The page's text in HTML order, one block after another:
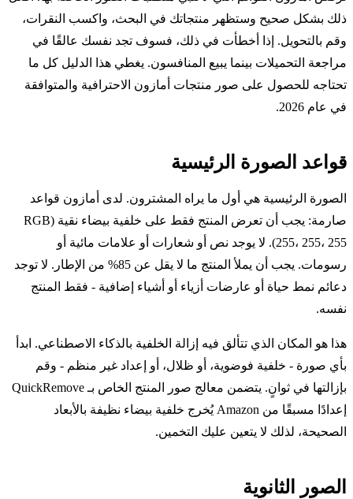
ذلك بشكل صحيح وستظهر منتجاتك في البحث، واكسب النقرات،
وقم بالتحويل. إذا أخطأت في ذلك، فسوف تجد نفسك عالقًا في
مراجعة التحميلات بينما يبيع المنافسون. يغطي هذا الدليل كل ما
تحتاجه للحصول على صور منتجات أمازون الاحترافية والمتوافقة
في عام 2026.
قواعد الصورة الرئيسية
الصورة الرئيسية هي أول ما يراه المشترون. لدى أمازون قواعد
صارمة: يجب أن تعرض المنتج فقط على خلفية بيضاء نقية (RGB
255، 255، 255). لا يوجد نص أو شعارات أو علامات مائية أو
رسومات. يجب أن يملأ المنتج ما لا يقل عن 85% من الإطار. لا توجد
دعائم نمط حياة أو عارضات أزياء أو أشياء إضافية - فقط المنتج
نفسه.
هذا هو المكان الذي تتألق فيه إزالة الخلفية بالذكاء الاصطناعي. ابدأ
بأي صورة - خلفية فوضوية، أو ظلال، أو إعداد غير منظم - وقم
بإزالتها في ثوانٍ. يتضمن معالج صور المنتج الخاص بـ QuickRemove
إعدادًا مسبقًا من Amazon يُخرج خلفية بيضاء نظيفة بالأبعاد
الصحيحة، لذلك لا يتعين عليك التخمين.
الصور الثانوية